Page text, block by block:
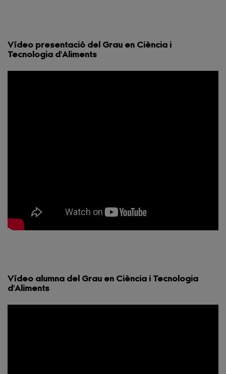
Vídeo presentació del Grau en Ciència i
Tecnologia d'Aliments
Vídeo alumna del Grau en Ciència i Tecnologia
d'Aliments